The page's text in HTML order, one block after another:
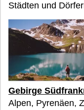
Städten und
Gebirge
Alpen, Pyrenäen,